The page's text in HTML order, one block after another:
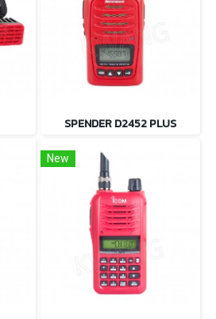
SPENDER D2452 PLUS
New